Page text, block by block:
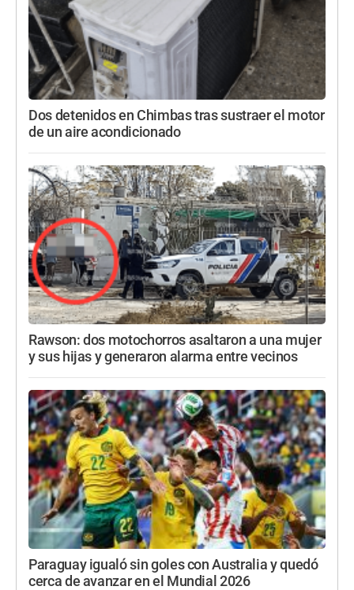
Dos detenidos en Chimbas tras sustraer el motor
de un aire acondicionado
Rawson: dos motochorros asaltaron a una mujer
y sus hijas y generaron alarma entre vecinos
Paraguay igualó sin goles con Australia y quedó
cerca de avanzar en el Mundial 2026